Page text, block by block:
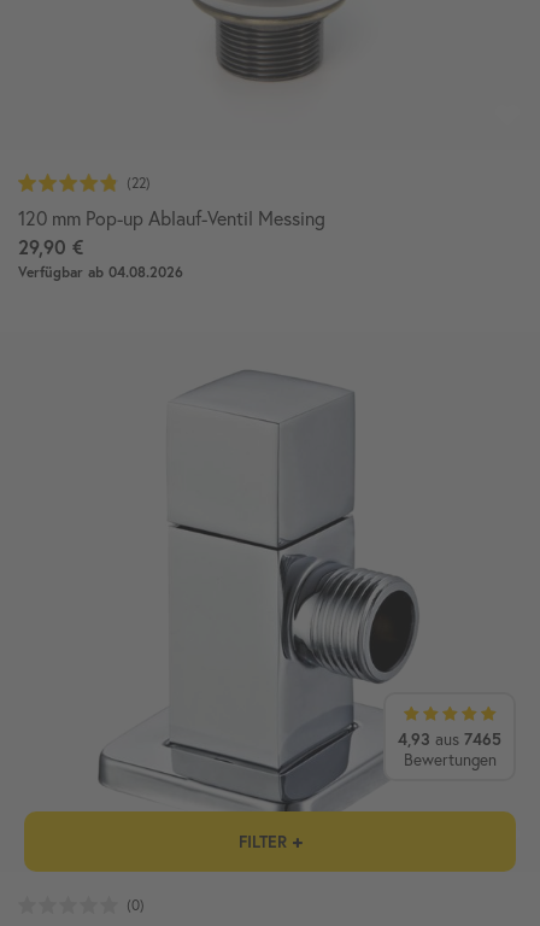
4,93 aus 7465
Bewertungen
120 mm Pop-up Ablauf-Ventil Messing
29,90 €
Verfügbar ab 04.08.2026
FILTER